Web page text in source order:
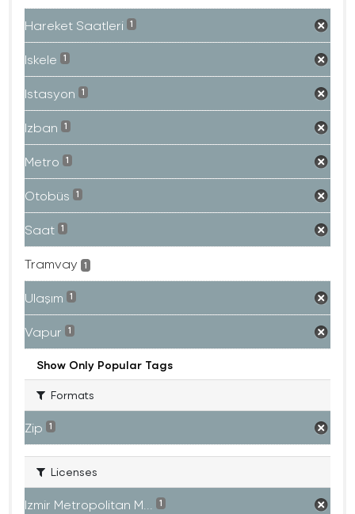
Hareket Saatleri 1
Iskele 1
Istasyon 1
Izban 1
Metro 1
Otobüs 1
Saat 1
Tramvay 1
Ulaşım 1
Vapur 1
Show Only Popular Tags
Formats
Zip 1
Licenses
Izmir Metropolitan M... 1